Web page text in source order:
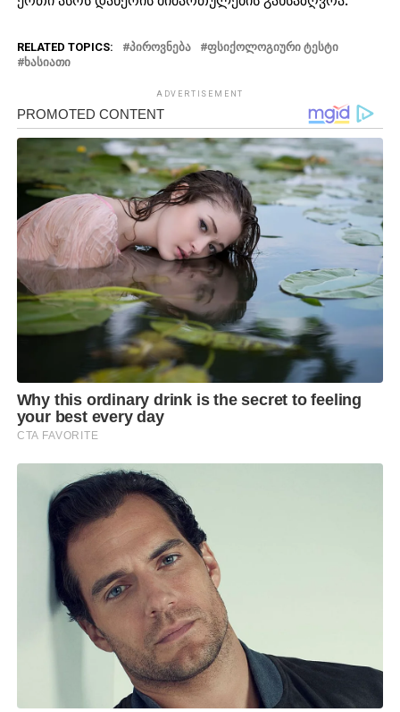
RELATED TOPICS: ᲞᲘᲠᲝᲕᲜᲔᲑᲐ
ᲤᲡᲘᲥᲝᲚᲝᲒᲘᲣᲠᲘ ᲢᲔᲡᲢᲘ
ᲮᲐᲡᲘᲐᲗᲘ
ADVERTISEMENT